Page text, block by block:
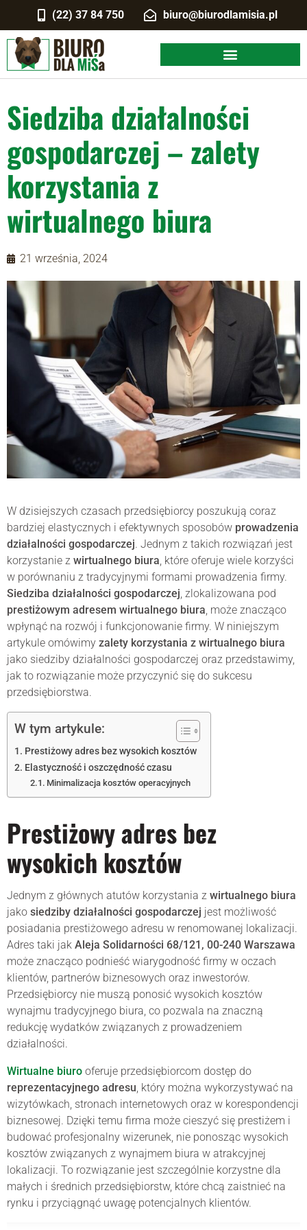
(22) 37 84 750 biuro@biurodlamisia.pl
Siedziba działalności
gospodarczej – zalety
korzystania z
wirtualnego biura
21 września, 2024
W dzisiejszych czasach przedsiębiorcy poszukują coraz
bardziej elastycznych i efektywnych sposobów prowadzenia
działalności gospodarczej. Jednym z takich rozwiązań jest
korzystanie z wirtualnego biura , które oferuje wiele korzyści
w porównaniu z tradycyjnymi formami prowadzenia firmy.
Siedziba działalności gospodarczej , zlokalizowana pod
prestiżowym adresem wirtualnego biura , może znacząco
wpłynąć na rozwój i funkcjonowanie firmy. W niniejszym
artykule omówimy zalety korzystania z wirtualnego biura
jako siedziby działalności gospodarczej oraz przedstawimy,
jak to rozwiązanie może przyczynić się do sukcesu
przedsiębiorstwa.
W tym artykule:
Prestiżowy adres bez wysokich kosztów
Elastyczność i oszczędność czasu
Minimalizacja kosztów operacyjnych
Prestiżowy adres bez
wysokich kosztów
Jednym z głównych atutów korzystania z wirtualnego biura
jako siedziby działalności gospodarczej jest możliwość
posiadania prestiżowego adresu w renomowanej lokalizacji.
Adres taki jak Aleja Solidarności 68/121, 00-240 Warszawa
może znacząco podnieść wiarygodność firmy w oczach
klientów, partnerów biznesowych oraz inwestorów.
Przedsiębiorcy nie muszą ponosić wysokich kosztów
wynajmu tradycyjnego biura, co pozwala na znaczną
redukcję wydatków związanych z prowadzeniem
działalności.
Wirtualne biuro oferuje przedsiębiorcom dostęp do
reprezentacyjnego adresu, który można wykorzystywać na
wizytówkach, stronach internetowych oraz w korespondencji
biznesowej. Dzięki temu firma może cieszyć się prestiżem i
budować profesjonalny wizerunek, nie ponosząc wysokich
kosztów związanych z wynajmem biura w atrakcyjnej
lokalizacji. To rozwiązanie jest szczególnie korzystne dla
małych i średnich przedsiębiorstw, które chcą zaistnieć na
rynku i przyciągnąć uwagę potencjalnych klientów.